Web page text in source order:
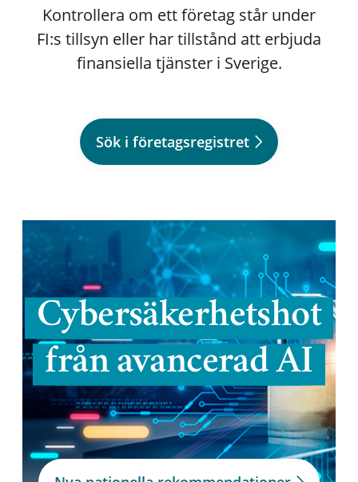
Kontrollera om ett företag står under
FI:s tillsyn eller har tillstånd att erbjuda
finansiella tjänster i Sverige.
Sök i företagsregistret
Cybersäkerhetshot
från avancerad AI